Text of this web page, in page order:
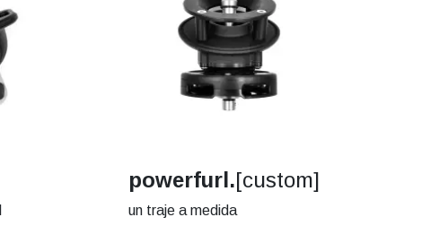
powerfurl.[custom]
un traje a medida